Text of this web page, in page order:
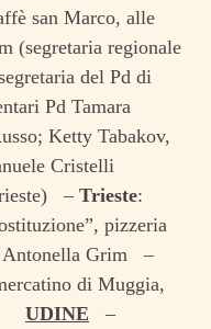
san Marco, alle
(segretaria regionale
del Pd di
Pd Tamara
Ketty Tabakov,
Cristelli
– Trieste:
pizzeria
Antonella Grim –
di Muggia,
UDINE –